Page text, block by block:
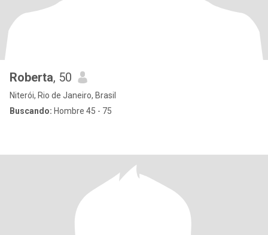
Roberta, 50
Niterói, Rio de Janeiro, Brasil
Buscando: Hombre 45 - 75